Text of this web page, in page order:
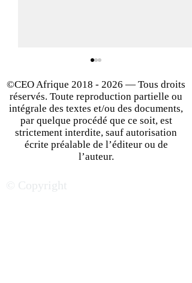
Développement à
réussir son implantation
©CEO Afrique 2018 - 2026 — Tous droits
réservés. Toute reproduction partielle ou
intégrale des textes et/ou des documents,
par quelque procédé que ce soit, est
strictement interdite, sauf autorisation
écrite préalable de l’éditeur ou de
l’auteur.
© Copyright